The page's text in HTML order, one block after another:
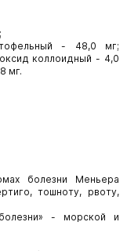
- 48,0 мг;
коллоидный - 4,0
мг.
болезни Меньера
тошноту, рвоту,
- морской и